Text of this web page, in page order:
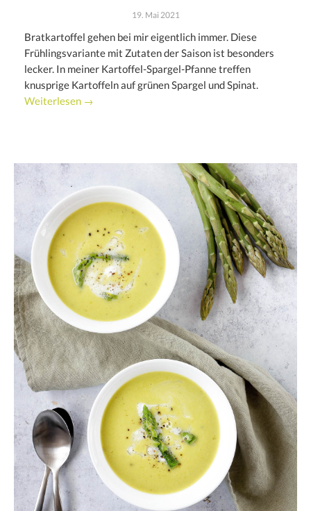
19. Mai 2021
Bratkartoffel gehen bei mir eigentlich immer. Diese
Frühlingsvariante mit Zutaten der Saison ist besonders
lecker. In meiner Kartoffel-Spargel-Pfanne treffen
knusprige Kartoffeln auf grünen Spargel und Spinat.
Weiterlesen →